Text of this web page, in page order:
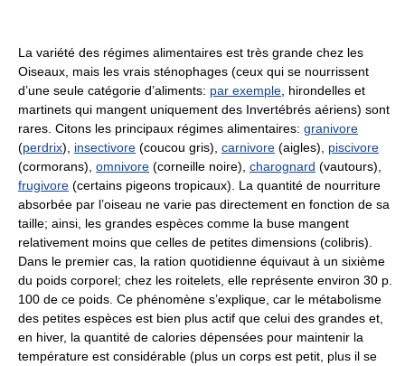
La variété des régimes alimentaires est très grande chez les
Oiseaux, mais les vrais sténophages (ceux qui se nourrissent
d’une seule catégorie d’aliments: par exemple , hirondelles et
martinets qui mangent uniquement des Invertébrés aériens) sont
rares. Citons les principaux régimes alimentaires: granivore
(perdrix), insectivore (coucou gris), carnivore (aigles), piscivore
(cormorans), omnivore (corneille noire), charognard (vautours),
frugivore (certains pigeons tropicaux). La quantité de nourriture
absorbée par l’oiseau ne varie pas directement en fonction de sa
taille; ainsi, les grandes espèces comme la buse mangent
relativement moins que celles de petites dimensions (colibris).
Dans le premier cas, la ration quotidienne équivaut à un sixième
du poids corporel; chez les roitelets, elle représente environ 30 p.
100 de ce poids. Ce phénomène s’explique, car le métabolisme
des petites espèces est bien plus actif que celui des grandes et,
en hiver, la quantité de calories dépensées pour maintenir la
température est considérable (plus un corps est petit, plus il se